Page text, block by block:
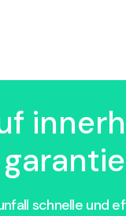
schnelle und